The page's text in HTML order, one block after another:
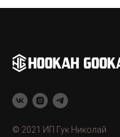
© 2021 ИП Гук Николай